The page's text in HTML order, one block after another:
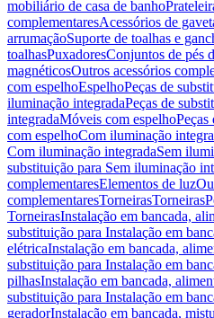
mobiliário de casa de banho
complementaresAcessórios de
arrumaçãoSuporte de toalhas e
toalhasPuxadoresConjuntos de pés
magnéticosOutros acessórios
com espelhoEspelhoPeças de
iluminação integradaPeças de
integradaMóveis com espelho
com espelhoCom iluminação
Com iluminação integradaSem
substituição para Sem iluminação
complementaresElementos de luz
complementaresTorneirasTorneiras
TorneirasInstalação em bancada,
substituição para Instalação em
elétricaInstalação em bancada,
substituição para Instalação em
pilhasInstalação em bancada,
substituição para Instalação em
geradorInstalação em bancada,